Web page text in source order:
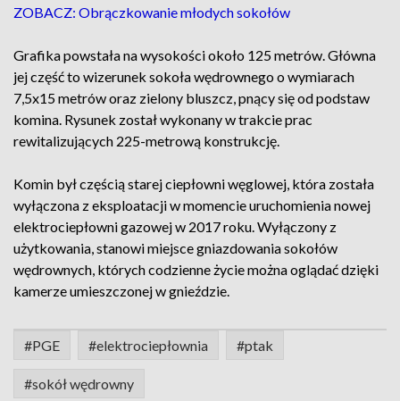
ZOBACZ: Obrączkowanie młodych sokołów
Grafika powstała na wysokości około 125 metrów. Główna
jej część to wizerunek sokoła wędrownego o wymiarach
7,5x15 metrów oraz zielony bluszcz, pnący się od podstaw
komina. Rysunek został wykonany w trakcie prac
rewitalizujących 225-metrową konstrukcję.
Komin był częścią starej ciepłowni węglowej, która została
wyłączona z eksploatacji w momencie uruchomienia nowej
elektrociepłowni gazowej w 2017 roku. Wyłączony z
użytkowania, stanowi miejsce gniazdowania sokołów
wędrownych, których codzienne życie można oglądać dzięki
kamerze umieszczonej w gnieździe.
#PGE #elektrociepłownia #ptak
#sokół wędrowny